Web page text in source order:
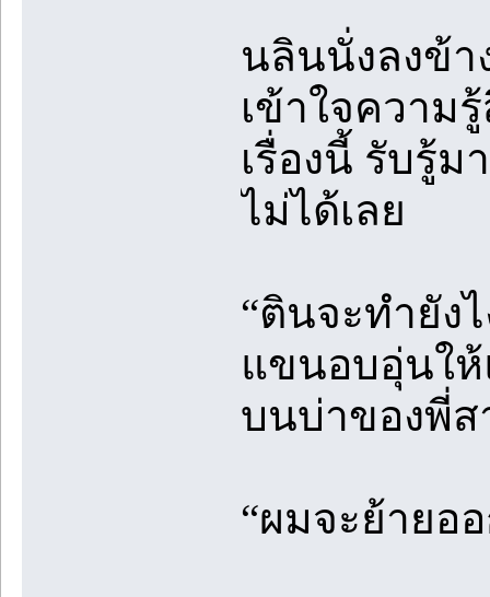
นลินนั่งลงข้า
เข้าใจความ
เรื่องนี้ รับรู้
ไม่ได้เลย
“ตินจะทำยัง
แขนอบอุ่นให้
บนบ่าของพี่ส
“ผมจะย้ายอ